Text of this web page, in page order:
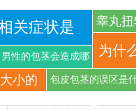
关症状是
男性的包茎会造成哪
睾丸
为什
转
小的 包皮包茎的误区是